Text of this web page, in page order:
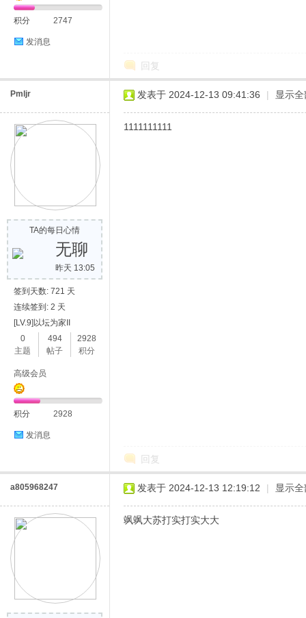
积分 2747
发消息
回复
Pmljr
TA的每日心情
无聊
昨天 13:05
签到天数: 721 天
连续签到: 2 天
[LV.9]以坛为家II
0
主题
494
帖子
2928
积分
高级会员
积分 2928
发消息
发表于 2024-12-13 09:41:36 | 显示
1111111111
回复
a805968247 发表于 2024-12-13 12:19:12 | 显示
飒飒大苏打实打实大大